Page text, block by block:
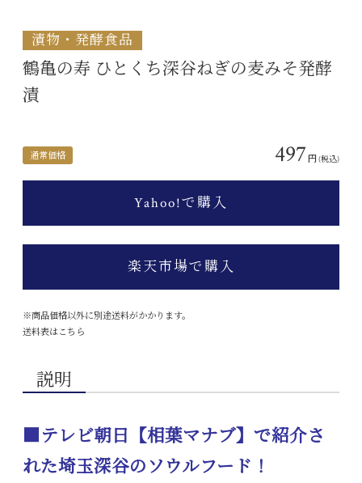
漬物・発酵食品
鶴亀の寿 ひとくち深谷ねぎの麦みそ発酵
漬
通常価格 497 円(税込)
Yahoo!で購入
楽天市場で購入
※商品価格以外に別途送料がかかります。
送料表はこちら
説明
■テレビ朝日【相葉マナブ】で紹介さ
れた埼玉深谷のソウルフード！